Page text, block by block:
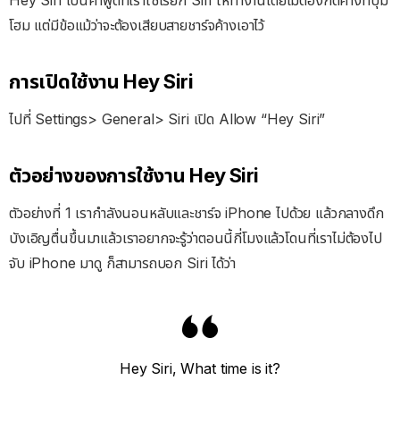
โฮม แต่มีข้อแม้ว่าจะต้องเสียบสายชาร์จค้างเอาไว้
การเปิดใช้งาน Hey Siri
ไปที่ Settings> General> Siri เปิด Allow “Hey Siri”
ตัวอย่างของการใช้งาน Hey Siri
ตัวอย่างที่ 1 เรากำลังนอนหลับและชาร์จ iPhone ไปด้วย แล้วกลางดึก
บังเอิญตื่นขึ้นมาแล้วเราอยากจะรู้ว่าตอนนี้กี่โมงแล้วโดนที่เราไม่ต้องไป
จับ iPhone มาดู ก็สามารถบอก Siri ได้ว่า
Hey Siri, What time is it?